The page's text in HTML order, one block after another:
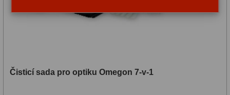
Čisticí sada pro optiku Omegon 7-v-1